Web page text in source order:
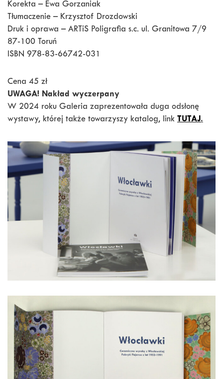
Korekta – Ewa Gorzaniak
Tłumaczenie – Krzysztof Drozdowski
Druk i oprawa – ARTiS Poligrafia s.c. ul. Granitowa 7/9
87-100 Toruń
ISBN 978-83-66742-031
Cena 45 zł
UWAGA! Nakład wyczerpany
W 2024 roku Galeria zaprezentowała duga odsłonę
wystawy, której także towarzyszy katalog, link TUTAJ.